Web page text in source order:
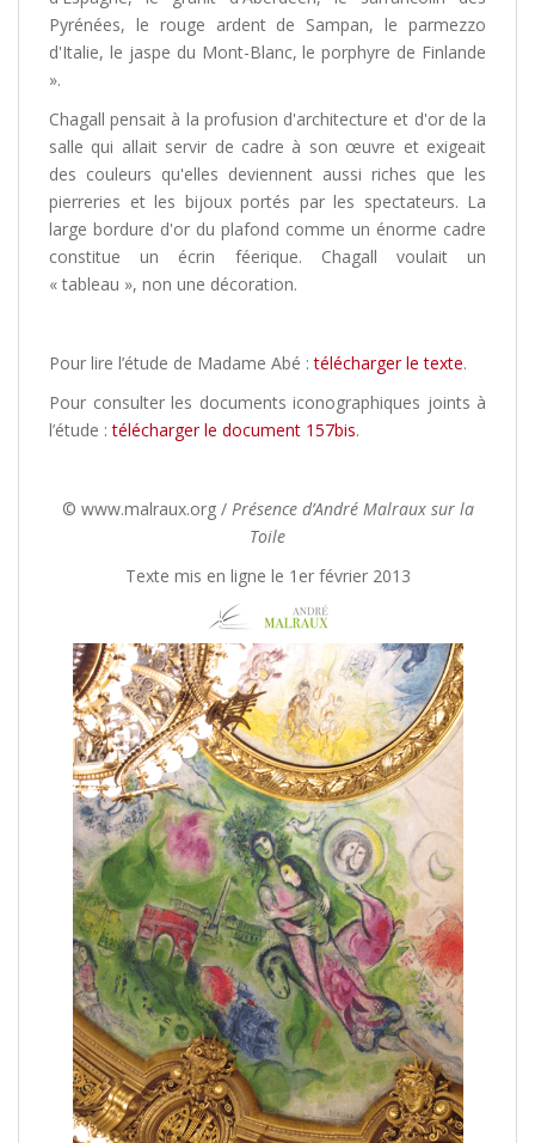
Pyrénées, le rouge ardent de Sampan, le parmezzo
d'Italie, le jaspe du Mont-Blanc, le porphyre de Finlande
».
Chagall pensait à la profusion d'architecture et d'or de la
salle qui allait servir de cadre à son œuvre et exigeait
des couleurs qu'elles deviennent aussi riches que les
pierreries et les bijoux portés par les spectateurs. La
large bordure d'or du plafond comme un énorme cadre
constitue un écrin féerique. Chagall voulait un
« tableau », non une décoration.
Pour lire l’étude de Madame Abé : télécharger le texte.
Pour consulter les documents iconographiques joints à
l’étude :télécharger le document 157bis.
© www.malraux.org / Présence d’André Malraux sur la
Toile
Texte mis en ligne le 1er février 2013